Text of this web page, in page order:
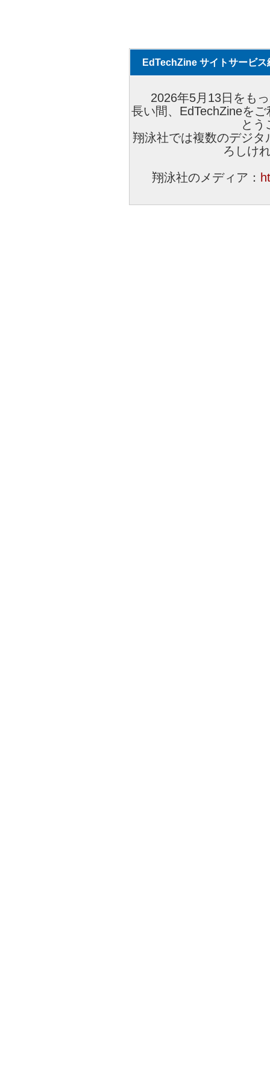
EdTechZine サイトサービス
2026年5月13日をも
長い間、EdTechZineを
とう
翔泳社では複数のデジ
ろしけ
翔泳社のメディア：